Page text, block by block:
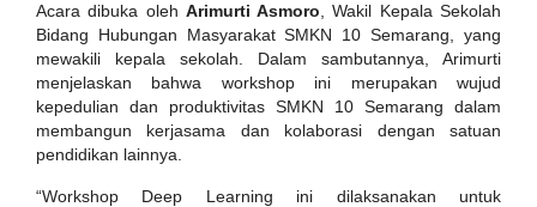
Acara dibuka oleh Arimurti Asmoro , Wakil Kepala Sekolah
Bidang Hubungan Masyarakat SMKN 10 Semarang, yang
mewakili kepala sekolah. Dalam sambutannya, Arimurti
menjelaskan bahwa workshop ini merupakan wujud
kepedulian dan produktivitas SMKN 10 Semarang dalam
membangun kerjasama dan kolaborasi dengan satuan
pendidikan lainnya.
“Workshop Deep Learning ini dilaksanakan untuk